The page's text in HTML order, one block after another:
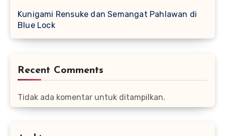
Kunigami Rensuke dan Semangat Pahlawan di
Blue Lock
Recent Comments
Tidak ada komentar untuk ditampilkan.